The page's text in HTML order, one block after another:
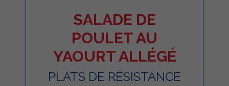
SALADE DE
POULET AU
YAOURT ALLÉGÉ
PLATS DE RÉSISTANCE